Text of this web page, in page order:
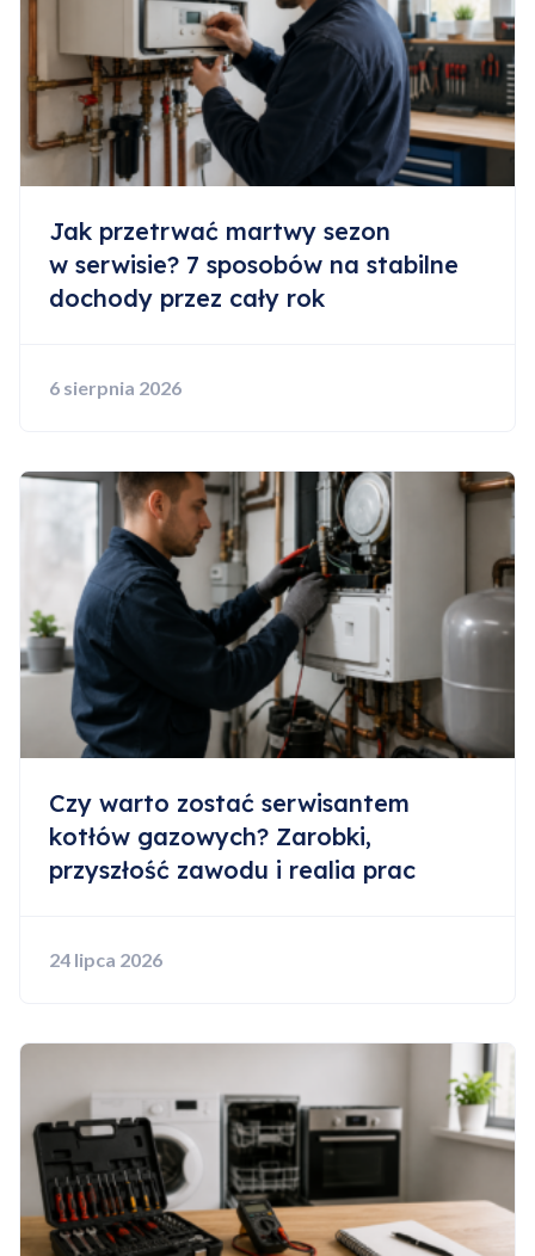
Jak przetrwać martwy sezon
w serwisie? 7 sposobów na stabilne
dochody przez cały rok
6 sierpnia 2026
Czy warto zostać serwisantem
kotłów gazowych? Zarobki,
przyszłość zawodu i realia prac
24 lipca 2026